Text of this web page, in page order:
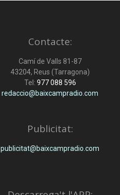
Contacte:
Camí de Valls 81-87
43204, Reus (Tarragona)
Tel: 977 088 596
redaccio@baixcampradio.com
Publicitat:
publicitat@baixcampradio.com